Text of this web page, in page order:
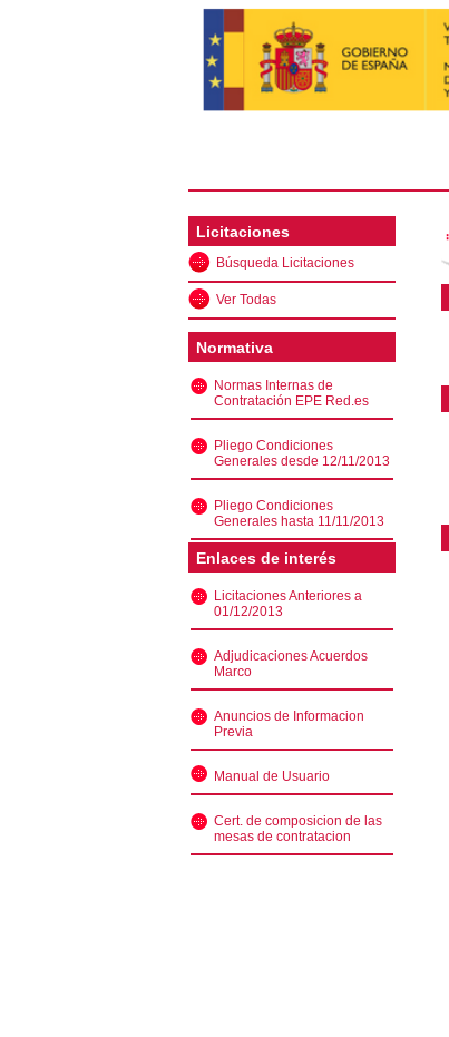
Licitaciones
Búsqueda Licitaciones
Ver Todas
Normativa
Normas Internas de
Contratación EPE Red.es
Pliego Condiciones
Generales desde 12/11/2013
Pliego Condiciones
Generales hasta 11/11/2013
Enlaces de interés
Licitaciones Anteriores a
01/12/2013
Adjudicaciones Acuerdos
Marco
Anuncios de Informacion
Previa
Manual de Usuario
Cert. de composicion de las
mesas de contratacion